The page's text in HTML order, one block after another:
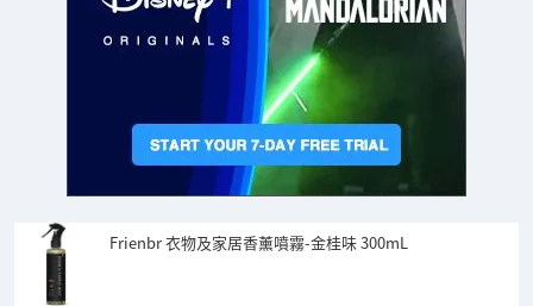
Frienbr 衣物及家居香薰噴霧-金桂味 300mL